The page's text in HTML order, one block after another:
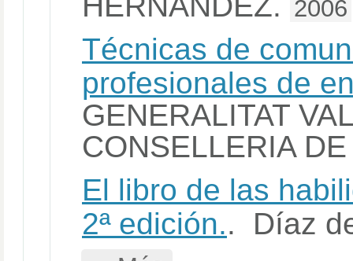
2006
Técnicas de
profesionales de
GENERALITAT
CONSELLERIA
El libro de las
2ª edición.. Díaz